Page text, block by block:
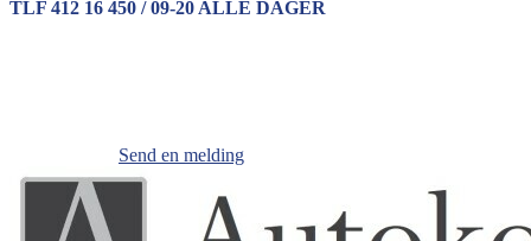
TLF 412 16 450 / 09-20 ALLE DAGER
Send en melding